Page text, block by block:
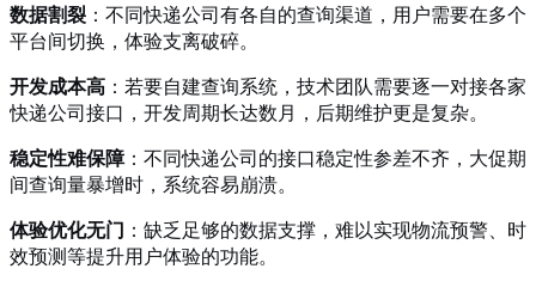
数据割裂 ：不同快递公司有各自的查询渠道，用户需要在多个
平台间切换，体验支离破碎。
开发成本高 ：若要自建查询系统，技术团队需要逐一对接各家
快递公司接口，开发周期长达数月，后期维护更是复杂。
稳定性难保障：不同快递公司的接口稳定性参差不齐，大促期
间查询量暴增时，系统容易崩溃。
体验优化无门 ：缺乏足够的数据支撑，难以实现物流预警、时
效预测等提升用户体验的功能。